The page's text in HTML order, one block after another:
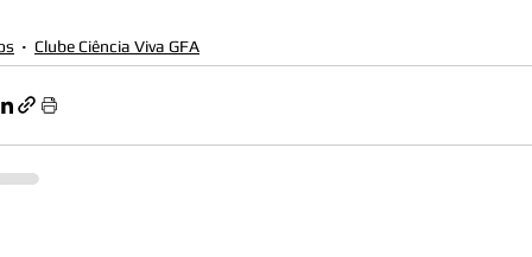
Clube Ciência Viva GFA